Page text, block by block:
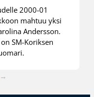
2000-01
mahtuu yksi
Andersson.
SM-Koriksen
→